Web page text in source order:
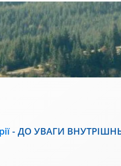
- ДО УВАГИ